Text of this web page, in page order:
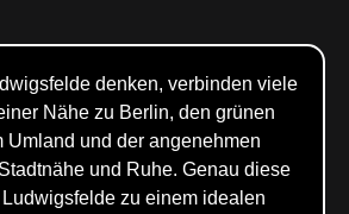
denken, verbinden viele
Nähe zu Berlin, den grünen
Umland und der angenehmen
und Ruhe. Genau diese
Ludwigsfelde zu einem idealen